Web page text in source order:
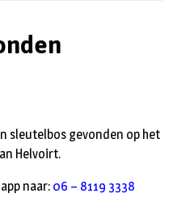
sleutelbos gevonden op het
Helvoirt.
naar: 06 – 8119 3338